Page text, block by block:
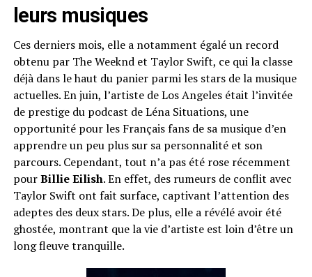
leurs musiques
Ces derniers mois, elle a notamment égalé un record
obtenu par The Weekndet Taylor Swift, ce qui la classe
déjà dans le haut du panier parmi les stars de la musique
actuelles. En juin, l’artiste de Los Angeles était l’invitée
de prestige du podcast de Léna Situations, une
opportunité pour les Français fans de sa musique d’en
apprendre un peu plus sur sa personnalité et son
parcours. Cependant, tout n’a pas été rose récemment
pourBillie Eilish. En effet, des rumeurs de conflit avec
Taylor Swift ont fait surface, captivant l’attention des
adeptes des deux stars. De plus, elle a révélé avoir été
ghostée, montrant que la vie d’artiste est loin d’être un
long fleuve tranquille.